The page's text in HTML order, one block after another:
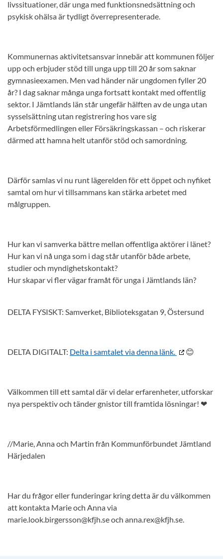
livssituationer, där unga med funktionsnedsättning och
psykisk ohälsa är tydligt överrepresenterade.
Kommunernas aktivitetsansvar innebär att kommunen följer
upp och erbjuder stöd till unga upp till 20 år som saknar
gymnasieexamen. Men vad händer när ungdomen fyller 20
år? I dag saknar många unga fortsatt kontakt med offentlig
sektor. I Jämtlands län står ungefär hälften av de unga utan
sysselsättning utan registrering hos vare sig
Arbetsförmedlingen eller Försäkringskassan – och riskerar
därmed att hamna helt utanför stöd och samordning.
Därför samlas vi nu runt lägerelden för ett öppet och nyfiket
samtal om hur vi tillsammans kan stärka arbetet med
målgruppen.
Hur kan vi samverka bättre mellan offentliga aktörer i länet?
Hur kan vi nå unga som i dag står utanför både arbete,
studier och myndighetskontakt?
Hur skapar vi fler vägar framåt för unga i Jämtlands län?
DELTA FYSISKT: Samverket, Biblioteksgatan 9, Östersund
DELTA DIGITALT: Delta i samtalet via denna länk. 😊
Välkommen till ett samtal där vi delar erfarenheter, utforskar
nya perspektiv och tänder gnistor till framtida lösningar! ❤
//Marie, Anna och Martin från Kommunförbundet Jämtland
Härjedalen
Har du frågor eller funderingar kring detta är du välkommen
att kontakta Marie och Anna via
marie.look.birgersson@kfjh.se och anna.rex@kfjh.se.